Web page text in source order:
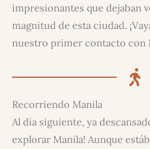
impresionantes que dejaban
magnitud de esta ciudad.
nuestro primer contacto con
Recorriendo Manila
Al día siguiente, ya
explorar Manila! Aunque